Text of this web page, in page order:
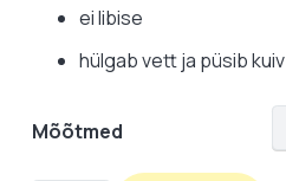
ei libise
hülgab vett ja püsib kuiv
Mõõtmed